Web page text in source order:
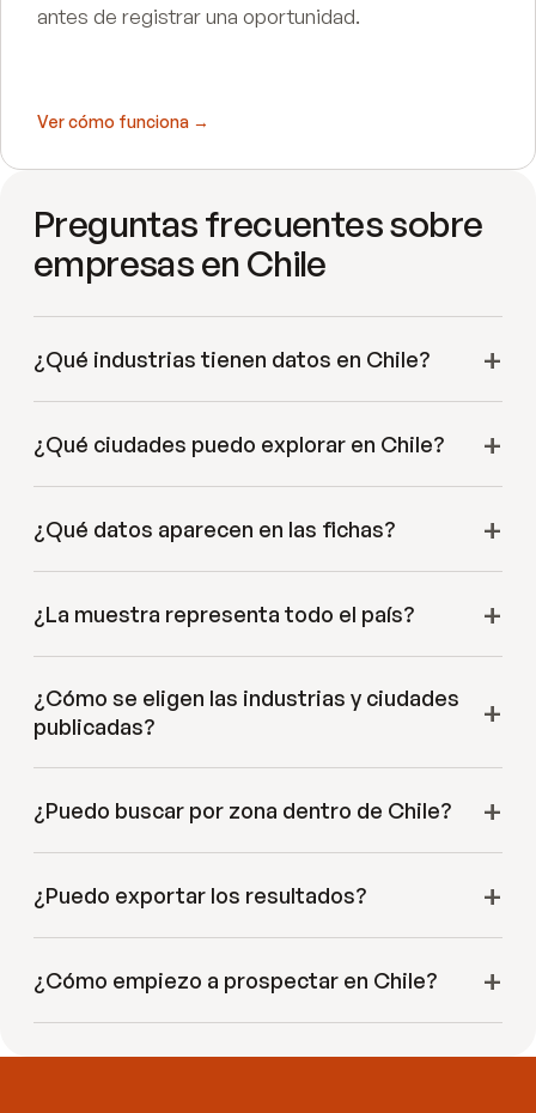
antes de registrar una oportunidad.
Ver cómo funciona →
Preguntas frecuentes sobre
empresas en Chile
¿Qué industrias tienen datos en Chile?
¿Qué ciudades puedo explorar en Chile?
¿Qué datos aparecen en las fichas?
¿La muestra representa todo el país?
¿Cómo se eligen las industrias y ciudades
publicadas?
¿Puedo buscar por zona dentro de Chile?
¿Puedo exportar los resultados?
¿Cómo empiezo a prospectar en Chile?